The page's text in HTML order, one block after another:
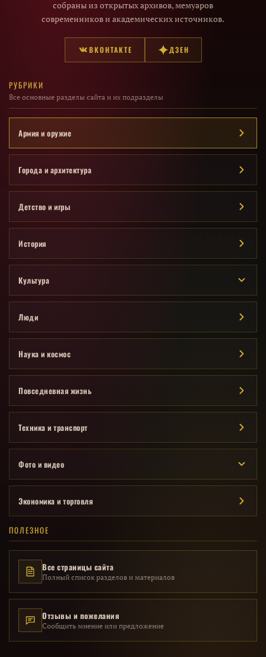
собраны из открытых архивов, мемуаров
современников и академических источников.
ВКОНТАКТЕ ДЗЕН
РУБРИКИ
Все основные разделы сайта и их подразделы
Армия и оружие
Города и архитектура
Детство и игры
История
Культура
Люди
Наука и космос
Повседневная жизнь
Техника и транспорт
Фото и видео
Экономика и торговля
ПОЛЕЗНОЕ
Все страницы сайта
Полный список разделов и материалов
Отзывы и пожелания
Сообщить мнение или предложение